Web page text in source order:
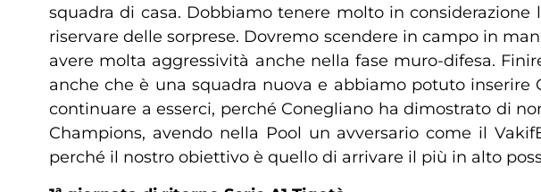
squadra di casa. Dobbiamo tenere molto in
riservare delle sorprese. Dovremo scendere in campo in
avere molta aggressività anche nella fase muro-difesa.
anche che è una squadra nuova e abbiamo potuto
continuare a esserci, perché Conegliano ha dimostrato di
Champions, avendo nella Pool un avversario come il
perché il nostro obiettivo è quello di arrivare il più in alto